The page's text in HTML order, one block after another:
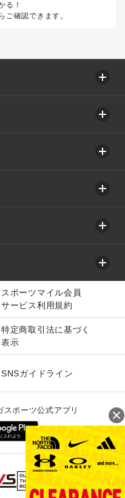
る！
ご確認できます。
スポーツマイル会員
サービス利用規約
特定商取引法に基づく
表示
SNSガイドライン
ポーツ公式アプリ